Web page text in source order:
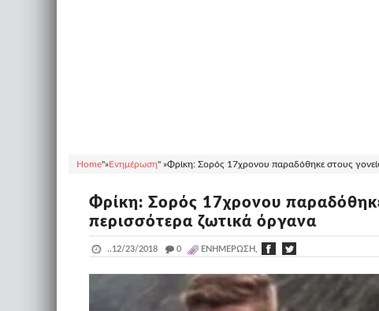
Home"»Ενημέρωση" »Φρίκη: Σορός 17χρονου παραδόθηκε στους
Φρίκη: Σορός 17χρονου
περισσότερα ζωτικά όργανα
..12/23/2018 _ 0 ΕΝΗΜΈΡΩΣΗ,